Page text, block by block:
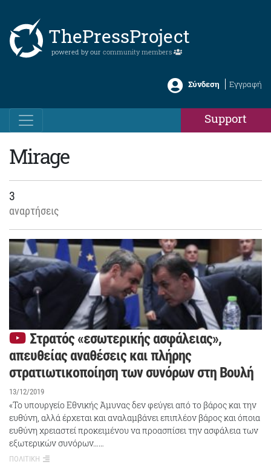
ThePressProject
powered by our community members
Σύνδεση Εγγραφή
Support
Mirage
3
αναρτήσεις
Στρατός «εσωτερικής ασφάλειας»,
απευθείας αναθέσεις και πλήρης
στρατιωτικοποίηση των συνόρων στη Βουλή
13/12/2019
«Το υπουργείο Εθνικής Άμυνας δεν φεύγει από το βάρος και την
ευθύνη, αλλά έρχεται και αναλαμβάνει επιπλέον βάρος και όποια
ευθύνη χρειαστεί προκειμένου να προασπίσει την ασφάλεια των
εξωτερικών συνόρων……
ΠΟΛΙΤΙΚΗ